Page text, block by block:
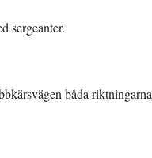
sergeanter.
båda riktningarna